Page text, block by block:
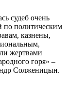
судеб очень
по политическим
казнены,
жертвами
горя» –
Солженицын.